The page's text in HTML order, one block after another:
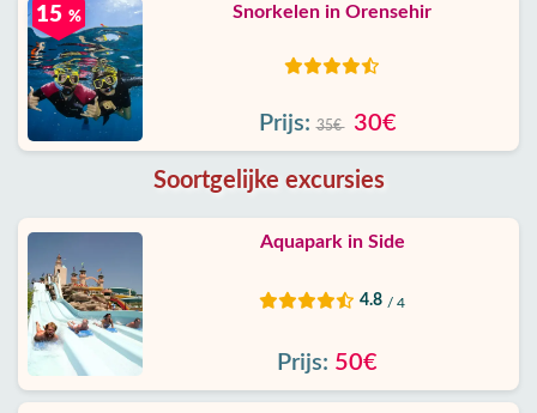
15 % Snorkelen in Orensehir
Prijs: 35€ 30€
Soortgelijke excursies
Aquapark in Side
4.8 / 4
Prijs: 50€